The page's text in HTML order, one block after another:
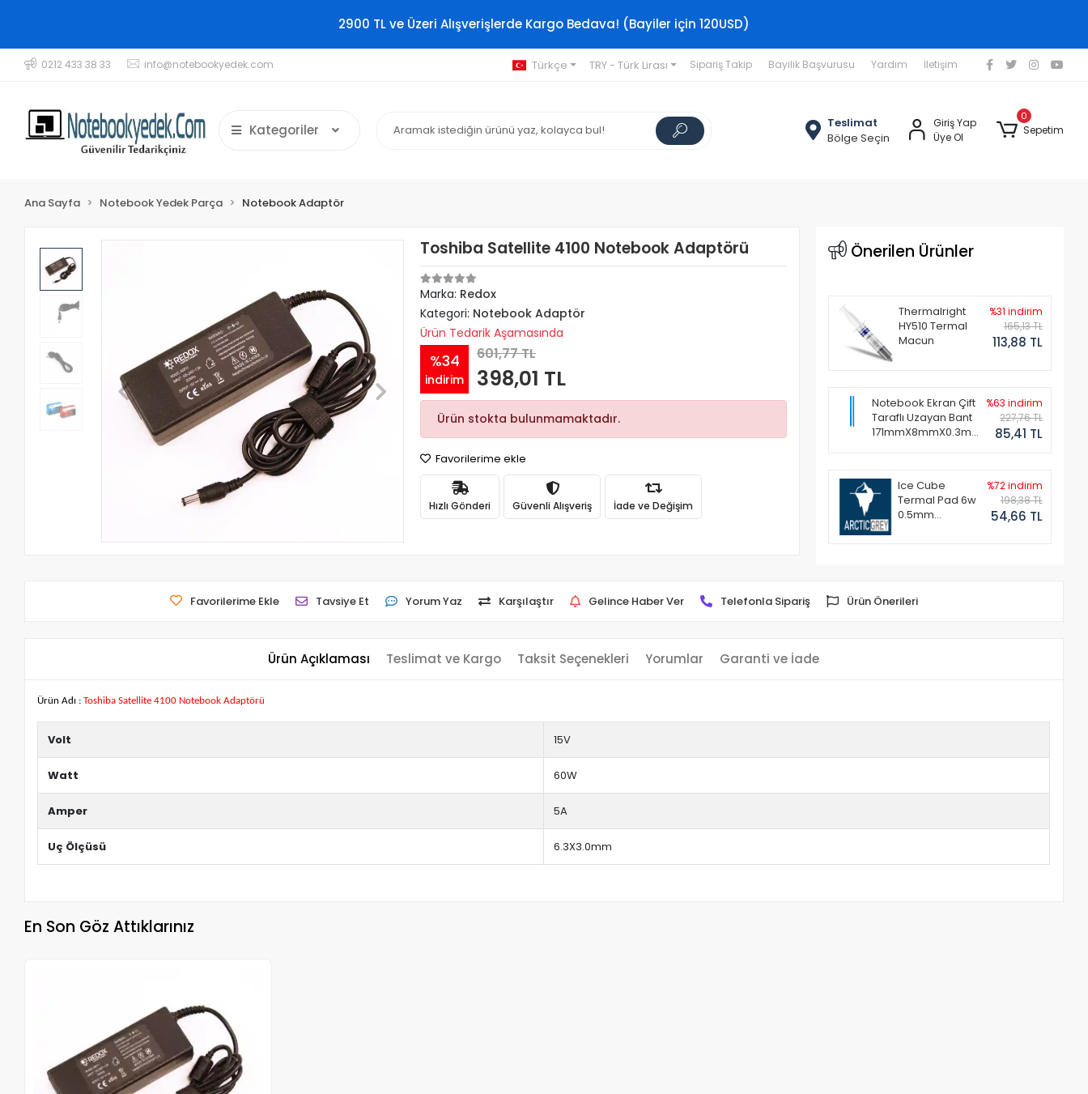
2900 TL ve Üzeri Alışverişlerde Kargo Bedava! (Bayiler için 120USD)
0212 433 38 33 info@notebookyedek.com Türkçe TRY - Türk Lirası Sipariş Takip Bayilik Başvurusu Yardım İletişim
Kategoriler
Teslimat
Bölge Seçin
Giriş Yap
Üye Ol
0
Sepetim
Ana Sayfa Notebook Yedek Parça Notebook Adaptör
Toshiba Satellite 4100 Notebook Adaptörü
Marka: Redox
Kategori: Notebook Adaptör
Ürün Tedarik Aşamasında
%34
indirim
601,77 TL
398,01 TL
Ürün stokta bulunmamaktadır.
Favorilerime ekle
Hızlı Gönderi Güvenli Alışveriş İade ve Değişim
Önerilen Ürünler
Thermalright
HY510 Termal
Macun
%31 indirim
165,13 TL
113,88 TL
Notebook Ekran Çift
Taraflı Uzayan Bant
171mmX8mmX0.3mm
%63 indirim
227,76 TL
85,41 TL
Ice Cube
Termal Pad 6w
0.5mm
%72 indirim
198,38 TL
54,66 TL
Favorilerime Ekle Tavsiye Et Yorum Yaz Karşılaştır Gelince Haber Ver Telefonla Sipariş Ürün Önerileri
Ürün Açıklaması Teslimat ve Kargo Taksit Seçenekleri Yorumlar Garanti ve İade
Ürün Adı : Toshiba Satellite 4100 Notebook Adaptörü
Volt 15V
Watt 60W
Amper 5A
Uç Ölçüsü 6.3X3.0mm
En Son Göz Attıklarınız